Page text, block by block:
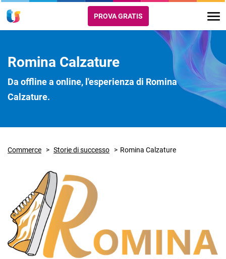
PROVA GRATIS
Romina Calzature
Da offline a online, l'esperienza di Romina
Calzature.
Commerce Storie di successo Romina Calzature